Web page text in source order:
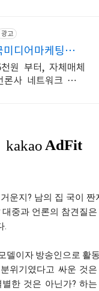
광고
디어마케팅그룹
원 부터, 자체매체
사 네트워크 저렴
운지? 남의 집 국이 짠
중과 언론의 참견질
.
델이자 방송인으로 활
위기였다고 싸운 것
한 것은 아닌가? 하